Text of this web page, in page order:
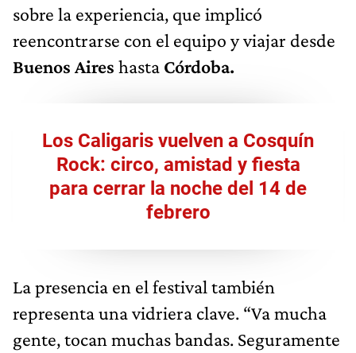
sobre la experiencia, que implicó
reencontrarse con el equipo y viajar desde
Buenos Aires hasta Córdoba.
Los Caligaris vuelven a Cosquín
Rock: circo, amistad y fiesta
para cerrar la noche del 14 de
febrero
La presencia en el festival también
representa una vidriera clave. “Va mucha
gente, tocan muchas bandas. Seguramente